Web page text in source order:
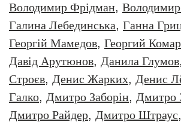
Володимир Фрідман,
Галина Лебединська, Ганна
Георгій Мамедов, Георгий
Давiд Арутюнов, Данила Глумов,
Строєв, Денис Жарких, Денис
Галко, Дмитро Заборiн, Дмитро
Дмитро Райдер, Дмитро Штраус,